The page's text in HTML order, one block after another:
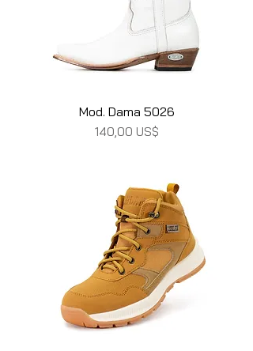
Mod. Dama 5026
Precio
140,00 US$